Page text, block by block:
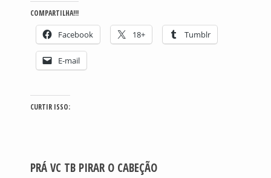
COMPARTILHA!!!
Facebook 18+ Tumblr
E-mail
CURTIR ISSO:
PRÁ VC TB PIRAR O CABEÇÃO